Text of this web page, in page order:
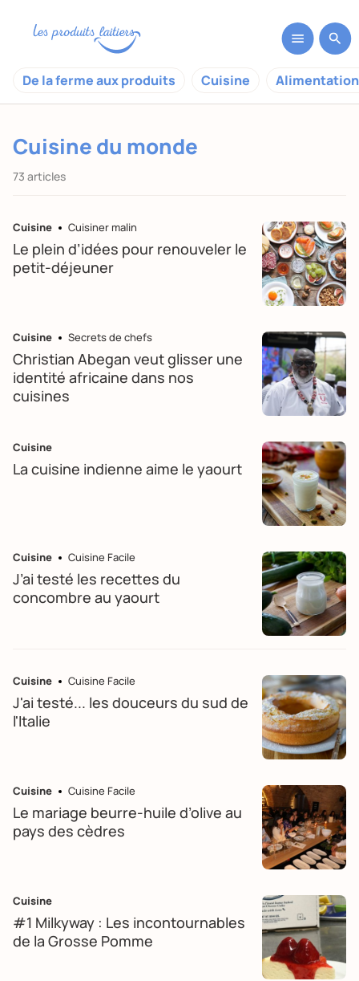
De la ferme aux produits Cuisine
Cuisine du monde
73 articles
Cuisine Cuisiner malin
Le plein d’idées pour renouveler le
petit-déjeuner
Cuisine Secrets de chefs
Christian Abegan veut glisser une
identité africaine dans nos
cuisines
Cuisine
La cuisine indienne aime le yaourt
Cuisine Cuisine Facile
J’ai testé les recettes du
concombre au yaourt
Cuisine Cuisine Facile
J'ai testé... les douceurs du sud de
l'Italie
Cuisine Cuisine Facile
Le mariage beurre-huile d’olive au
pays des cèdres
Cuisine
#1 Milkyway : Les incontournables
de la Grosse Pomme